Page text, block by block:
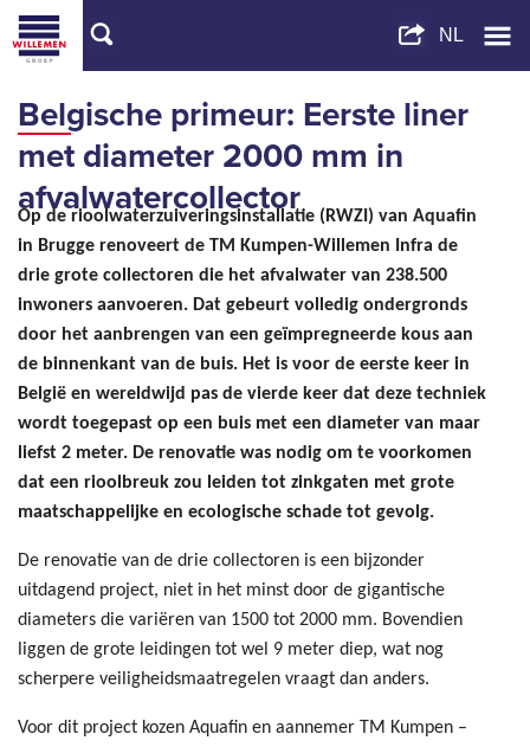
Belgische primeur: Eerste liner
met diameter 2000 mm in
afvalwatercollector
Op de rioolwaterzuiveringsinstallatie (RWZI) van Aquafin
in Brugge renoveert de TM Kumpen-Willemen Infra de
drie grote collectoren die het afvalwater van 238.500
inwoners aanvoeren. Dat gebeurt volledig ondergronds
door het aanbrengen van een geïmpregneerde kous aan
de binnenkant van de buis. Het is voor de eerste keer in
België en wereldwijd pas de vierde keer dat deze techniek
wordt toegepast op een buis met een diameter van maar
liefst 2 meter. De renovatie was nodig om te voorkomen
dat een rioolbreuk zou leiden tot zinkgaten met grote
maatschappelijke en ecologische schade tot gevolg.
De renovatie van de drie collectoren is een bijzonder
uitdagend project, niet in het minst door de gigantische
diameters die variëren van 1500 tot 2000 mm. Bovendien
liggen de grote leidingen tot wel 9 meter diep, wat nog
scherpere veiligheidsmaatregelen vraagt dan anders.
Voor dit project kozen Aquafin en aannemer TM Kumpen –